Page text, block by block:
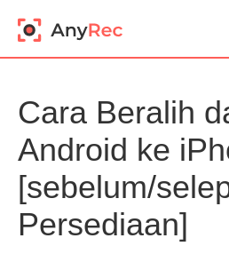
Cara Beralih
Android ke
[sebelum/
Persediaan]